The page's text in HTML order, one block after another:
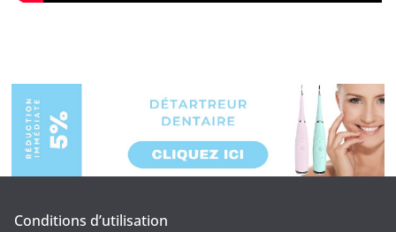
Conditions d’utilisation